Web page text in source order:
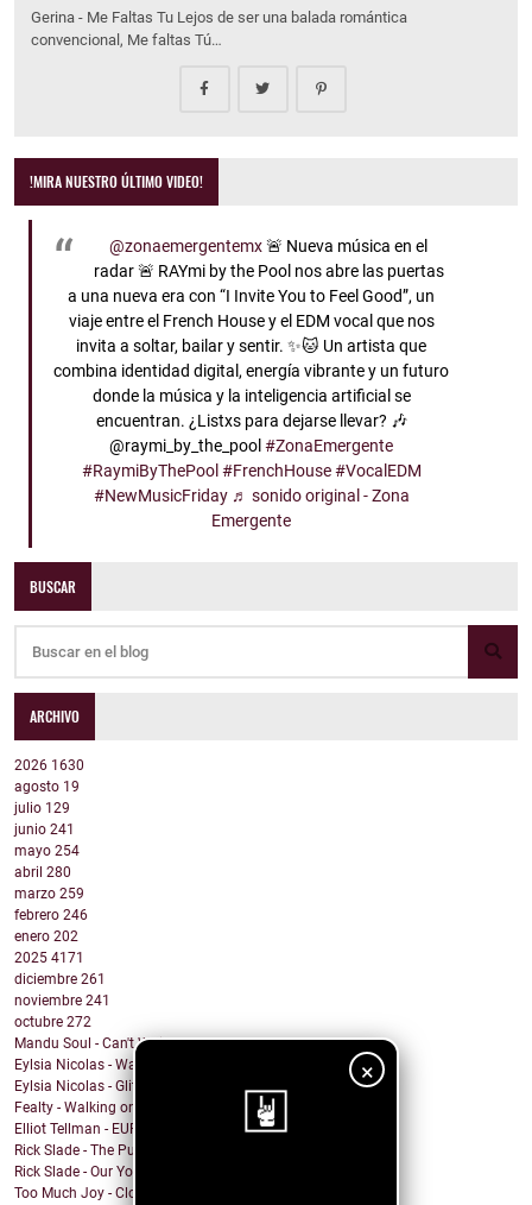
×
Gerina - Me Faltas Tu Lejos de ser una balada romántica
convencional, Me faltas Tú…
!MIRA NUESTRO ÚLTIMO VIDEO!
@zonaemergentemx🚨 Nueva música en el
radar 🚨 RAYmi by the Pool nos abre las puertas
a una nueva era con “I Invite You to Feel Good”, un
viaje entre el French House y el EDM vocal que nos
invita a soltar, bailar y sentir. ✨🐱 Un artista que
combina identidad digital, energía vibrante y un futuro
donde la música y la inteligencia artificial se
encuentran. ¿Listxs para dejarse llevar? 🎶
@raymi_by_the_pool#ZonaEmergente
#RaymiByThePool #FrenchHouse #VocalEDM
#NewMusicFriday ♬ sonido original - Zona
Emergente
BUSCAR
ARCHIVO
2026 1630
agosto 19
julio 129
junio 241
mayo 254
abril 280
marzo 259
febrero 246
enero 202
2025 4171
diciembre 261
noviembre 241
octubre 272
Mandu Soul - Can't Wait
Eylsia Nicolas - Wake Up In The Morning
Eylsia Nicolas - Glitter and Glam
Fealty - Walking on Hands
Elliot Tellman - EUPHORIA
Rick Slade - The Pub was our Gym
Rick Slade - Our Youngsters
Too Much Joy - Clowns (but Ska)